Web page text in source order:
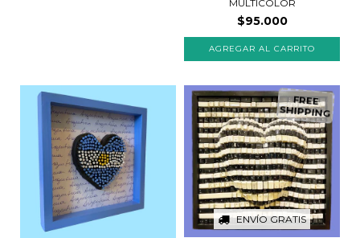
MULTICOLOR
$95.000
ENVÍO GRATIS
FREE
SHIPPING